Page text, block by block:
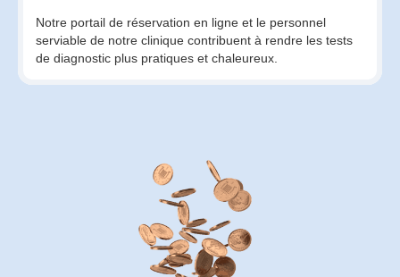
Notre portail de réservation en ligne et le personnel
serviable de notre clinique contribuent à rendre les tests
de diagnostic plus pratiques et chaleureux.